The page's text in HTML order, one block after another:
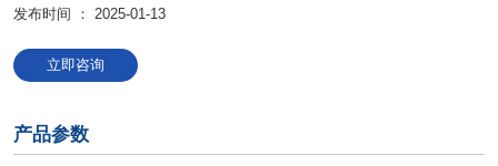
发布时间 ： 2025-01-13
立即咨询
产品参数